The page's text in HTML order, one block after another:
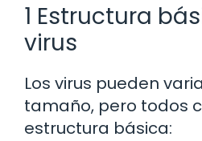
1 Estructura
virus
Los virus pueden
tamaño, pero todos
estructura básica: